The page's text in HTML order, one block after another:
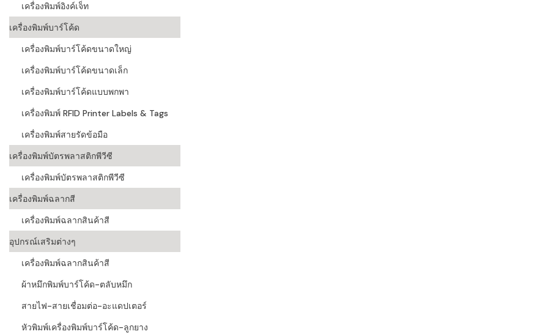
เครื่องพิมพ์อิงค์เจ็ท
เครื่องพิมพ์บาร์โค้ด
เครื่องพิมพ์บาร์โค้ดขนาดใหญ่
เครื่องพิมพ์บาร์โค้ดขนาดเล็ก
เครื่องพิมพ์บาร์โค้ดแบบพกพา
เครื่องพิมพ์ RFID Printer Labels & Tags
เครื่องพิมพ์สายรัดข้อมือ
เครื่องพิมพ์บัตรพลาสติกพีวีซี
เครื่องพิมพ์บัตรพลาสติกพีวีซี
เครื่องพิมพ์ฉลากสี
เครื่องพิมพ์ฉลากสินค้าสี
อุปกรณ์เสริมต่างๆ
เครื่องพิมพ์ฉลากสินค้าสี
ผ้าหมึกพิมพ์บาร์โค้ด-ตลับหมึก
สายไฟ-สายเชื่อมต่อ-อะแดปเตอร์
หัวพิมพ์เครื่องพิมพ์บาร์โค้ด-ลูกยาง